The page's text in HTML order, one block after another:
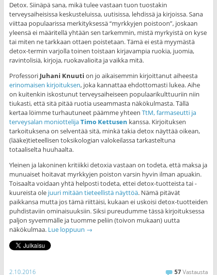
Detox. Siinäpä sana, mikä tulee vastaan tuon tuostakin
terveysaiheisissa keskusteluissa, uutisissa, lehdissä ja kirjoissa. Sana
viittaa populaarissa merkityksessä “myrkkyjen poistoon”, joskaan
yleensä ei määritellä yhtään sen tarkemmin, mistä myrkyistä on kyse
tai miten ne tarkkaan ottaen poistetaan. Tämä ei estä myymästä
detox-termin varjolla toinen toistaan kirjavampia ruokia, juomia,
ravintolisiä, kirjoja, ruokavalioita ja vaikka mitä.
Professori Juhani Knuuti on jo aikaisemmin kirjoittanut aiheesta
erinomaisen kirjoituksen, joka kannattaa ehdottomasti lukea. Aihe
on kuitenkin iskostunut terveysaiheiseen populaarikulttuuriin niin
tiukasti, että sitä pitää ruotia useammasta näkökulmasta. Tällä
kertaa löimme turhautuneet päämme yhteen TtM, farmaseutti ja
terveysalan moniottelijaTimo Kettusen kanssa. Kirjoituksen
tarkoituksena on selventää sitä, minkä takia detox näyttää oikean,
(lääke)tieteellisen toksikologian valokeilassa tarkasteltuna
totaaliselta huuhaalta.
Yleinen ja lakoninen kritiikki detoxia vastaan on todeta, että maksa ja
munuaiset hoitavat myrkkyjen poiston varsin hyvin ilman apuakin.
Toisaalta voidaan yhtä helposti todeta, ettei detox-tuotteista tai -
kuureista ole juuri mitään tieteellistä näyttöä. Nämä pitävät
paikkansa mutta jos tämä riittäisi, kukaan ei uskoisi detox-tuotteiden
puhdistaviin ominaisuuksiin. Siksi pureudumme tässä kirjoituksessa
paljon syvemmälle ja tuomme peliin (toivon mukaan) uutta
näkökulmaa. Lue loppuun →
2.10.2016 57Vastausta